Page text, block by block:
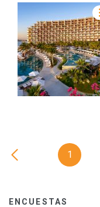
1
ENCUESTAS